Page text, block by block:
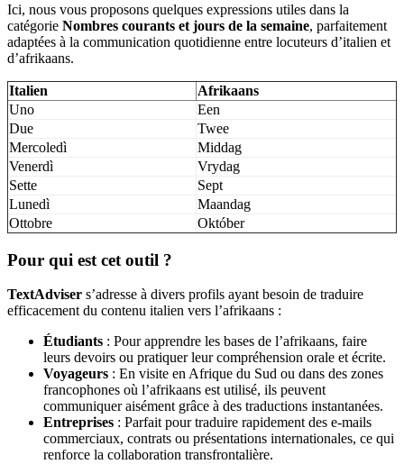
Ici, nous vous proposons quelques expressions utiles dans la
catégorie Nombres courants et jours de la semaine, parfaitement
adaptées à la communication quotidienne entre locuteurs d’italien et
d’afrikaans.
Italien
Afrikaans
Uno
Een
Due
Twee
Mercoledì
Middag
Venerdì
Vrydag
Sette
Sept
Lunedì
Maandag
Ottobre
Október
Pour qui est cet outil ?
TextAdviser s’adresse à divers profils ayant besoin de traduire
efficacement du contenu italien vers l’afrikaans :
Étudiants : Pour apprendre les bases de l’afrikaans, faire
leurs devoirs ou pratiquer leur compréhension orale et écrite.
Voyageurs : En visite en Afrique du Sud ou dans des zones
francophones où l’afrikaans est utilisé, ils peuvent
communiquer aisément grâce à des traductions instantanées.
Entreprises : Parfait pour traduire rapidement des e-mails
commerciaux, contrats ou présentations internationales, ce qui
renforce la collaboration transfrontalière.